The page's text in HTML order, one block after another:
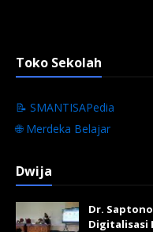
Toko Sekolah
📝 SMANTISAPedia
🌐 Merdeka Belajar
Dwija
Dr.
Digitalisasi